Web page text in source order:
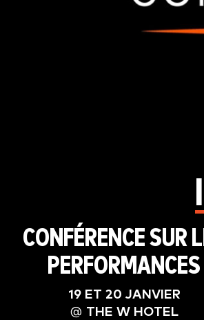
CONFÉRENCE SUR
PERFORMANCES
19 ET 20 JANVIER
@ THE W HOTEL